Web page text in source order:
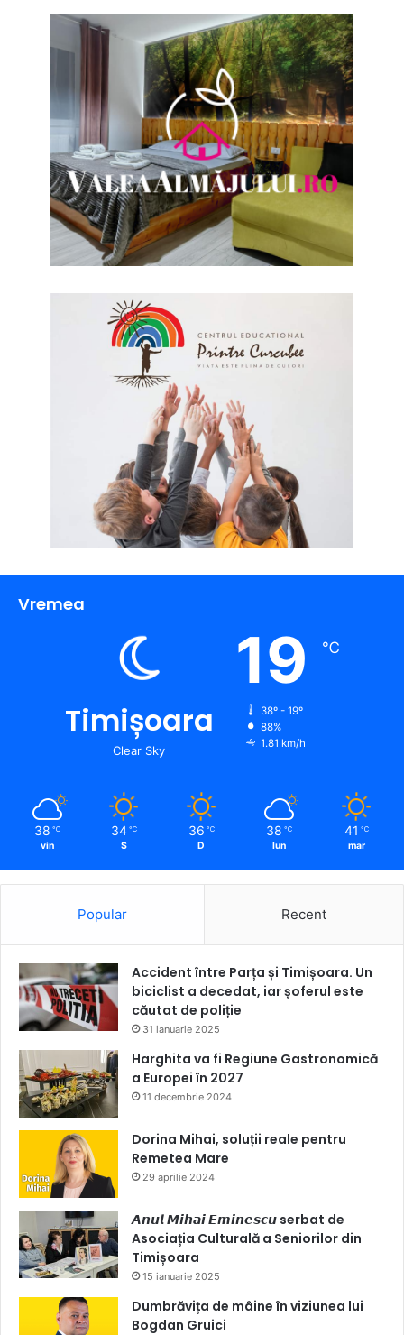
Vremea
Timișoara
Clear Sky
19 ℃
38º - 19º
88%
1.81 km/h
38 ℃
vin
34 ℃
S
36 ℃
D
38 ℃
lun
41 ℃
mar
Popular Recent
Accident între Parța și Timișoara. Un
biciclist a decedat, iar șoferul este
căutat de poliție
31 ianuarie 2025
Harghita va fi Regiune Gastronomică
a Europei în 2027
11 decembrie 2024
Dorina Mihai, soluții reale pentru
Remetea Mare
29 aprilie 2024
𝘼𝙣𝙪𝙡 𝙈𝙞𝙝𝙖𝙞 𝙀𝙢𝙞𝙣𝙚𝙨𝙘𝙪 serbat de
Asociația Culturală a Seniorilor din
Timișoara
15 ianuarie 2025
Dumbrăvița de mâine în viziunea lui
Bogdan Gruici